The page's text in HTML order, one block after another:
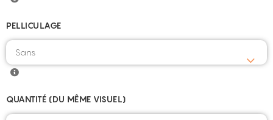
PELLICULAGE
QUANTITÉ (DU MÊME VISUEL)